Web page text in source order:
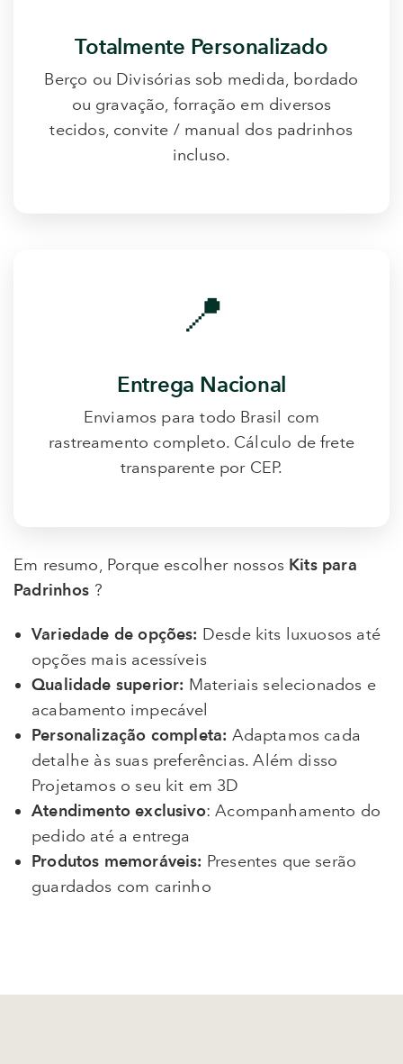
Totalmente Personalizado
Berço ou Divisórias sob medida, bordado
ou gravação, forração em diversos
tecidos, convite / manual dos padrinhos
incluso.
📍
Entrega Nacional
Enviamos para todo Brasil com
rastreamento completo. Cálculo de frete
transparente por CEP.
Em resumo, Porque escolher nossos Kits para
Padrinhos ?
Variedade de opções: Desde kits luxuosos até
opções mais acessíveis
Qualidade superior: Materiais selecionados e
acabamento impecável
Personalização completa: Adaptamos cada
detalhe às suas preferências. Além disso
Projetamos o seu kit em 3D
Atendimento exclusivo: Acompanhamento do
pedido até a entrega
Produtos memoráveis: Presentes que serão
guardados com carinho